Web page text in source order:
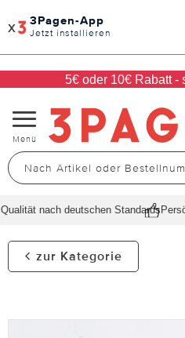
x 3Pagen-App
Jetzt installieren
5€ oder 10€ Rabatt
Navigation
umschalten
Menü
nach deutschen Standards
zur Kategorie